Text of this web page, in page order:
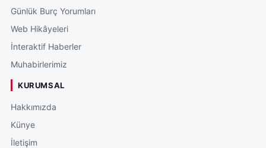
Günlük Burç Yorumları
Web Hikâyeleri
İnteraktif Haberler
Muhabirlerimiz
KURUMSAL
Hakkımızda
Künye
İletişim